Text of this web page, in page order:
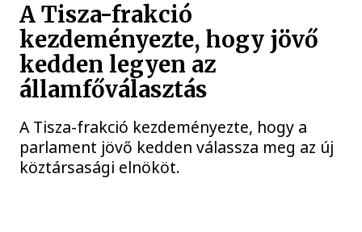
A Tisza-frakció
kezdeményezte, hogy jövő
kedden legyen az
államfőválasztás
A Tisza-frakció kezdeményezte, hogy a
parlament jövő kedden válassza meg az új
köztársasági elnököt.